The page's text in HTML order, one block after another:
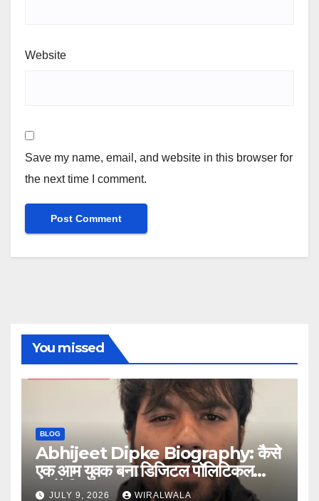
Website
Save my name, email, and website in this browser for
the next time I comment.
You missed
BLOG
Abhijeet Dipke Biography: कैसे
एक आम युवक बना डिजिटल पॉलिटिकल
स्ट्रैटेजिस्ट
JULY 9, 2026 WIRALWALA